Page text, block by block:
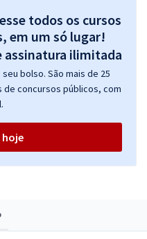
todos os cursos
em um só lugar!
bolso. São mais de 25
de concursos públicos, com
hoje